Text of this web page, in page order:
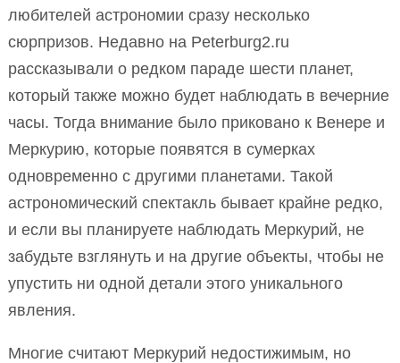
любителей астрономии сразу несколько
сюрпризов. Недавно на Peterburg2.ru
рассказывали о редком параде шести планет,
который также можно будет наблюдать в вечерние
часы. Тогда внимание было приковано к Венере и
Меркурию, которые появятся в сумерках
одновременно с другими планетами. Такой
астрономический спектакль бывает крайне редко,
и если вы планируете наблюдать Меркурий, не
забудьте взглянуть и на другие объекты, чтобы не
упустить ни одной детали этого уникального
явления.
Многие считают Меркурий недостижимым, но